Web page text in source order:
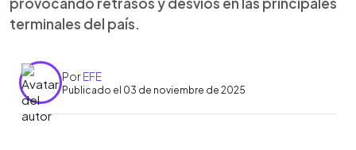
terminales del país.
PorEFE
Publicado el 03 de noviembre de 2025